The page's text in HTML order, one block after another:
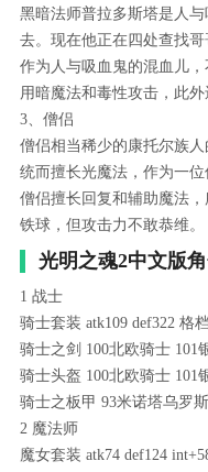
黑暗法师普拉多斯塔是人
去。现在他正在四处查找哥
作为人与吸血鬼的混血儿
用暗魔法和毒性攻击，此
3、僧侣
僧侣相当稀少的康托尔族
统而擅长光魔法，作为一
僧侣擅长回复和辅助魔法
铁球，但攻击力不敢恭维。
光明之魂2中文版
1 战士
骑士套装 atk109 def322 格
骑士之剑 100北欧骑士 101
骑士头盔 100北欧骑士 101
骑士之板甲 93米诺塔乌罗
2 魔法师
魔女套装 atk74 def124